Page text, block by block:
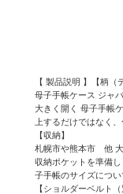
【 製品説明 】【柄（
母子手帳ケース ジャ
大きく開く 母子手帳
上するだけではなく
【収納】
札幌市や熊本市 他 大
収納ポケットを準備
子手帳のサイズにつ
【ショルダーベルト（